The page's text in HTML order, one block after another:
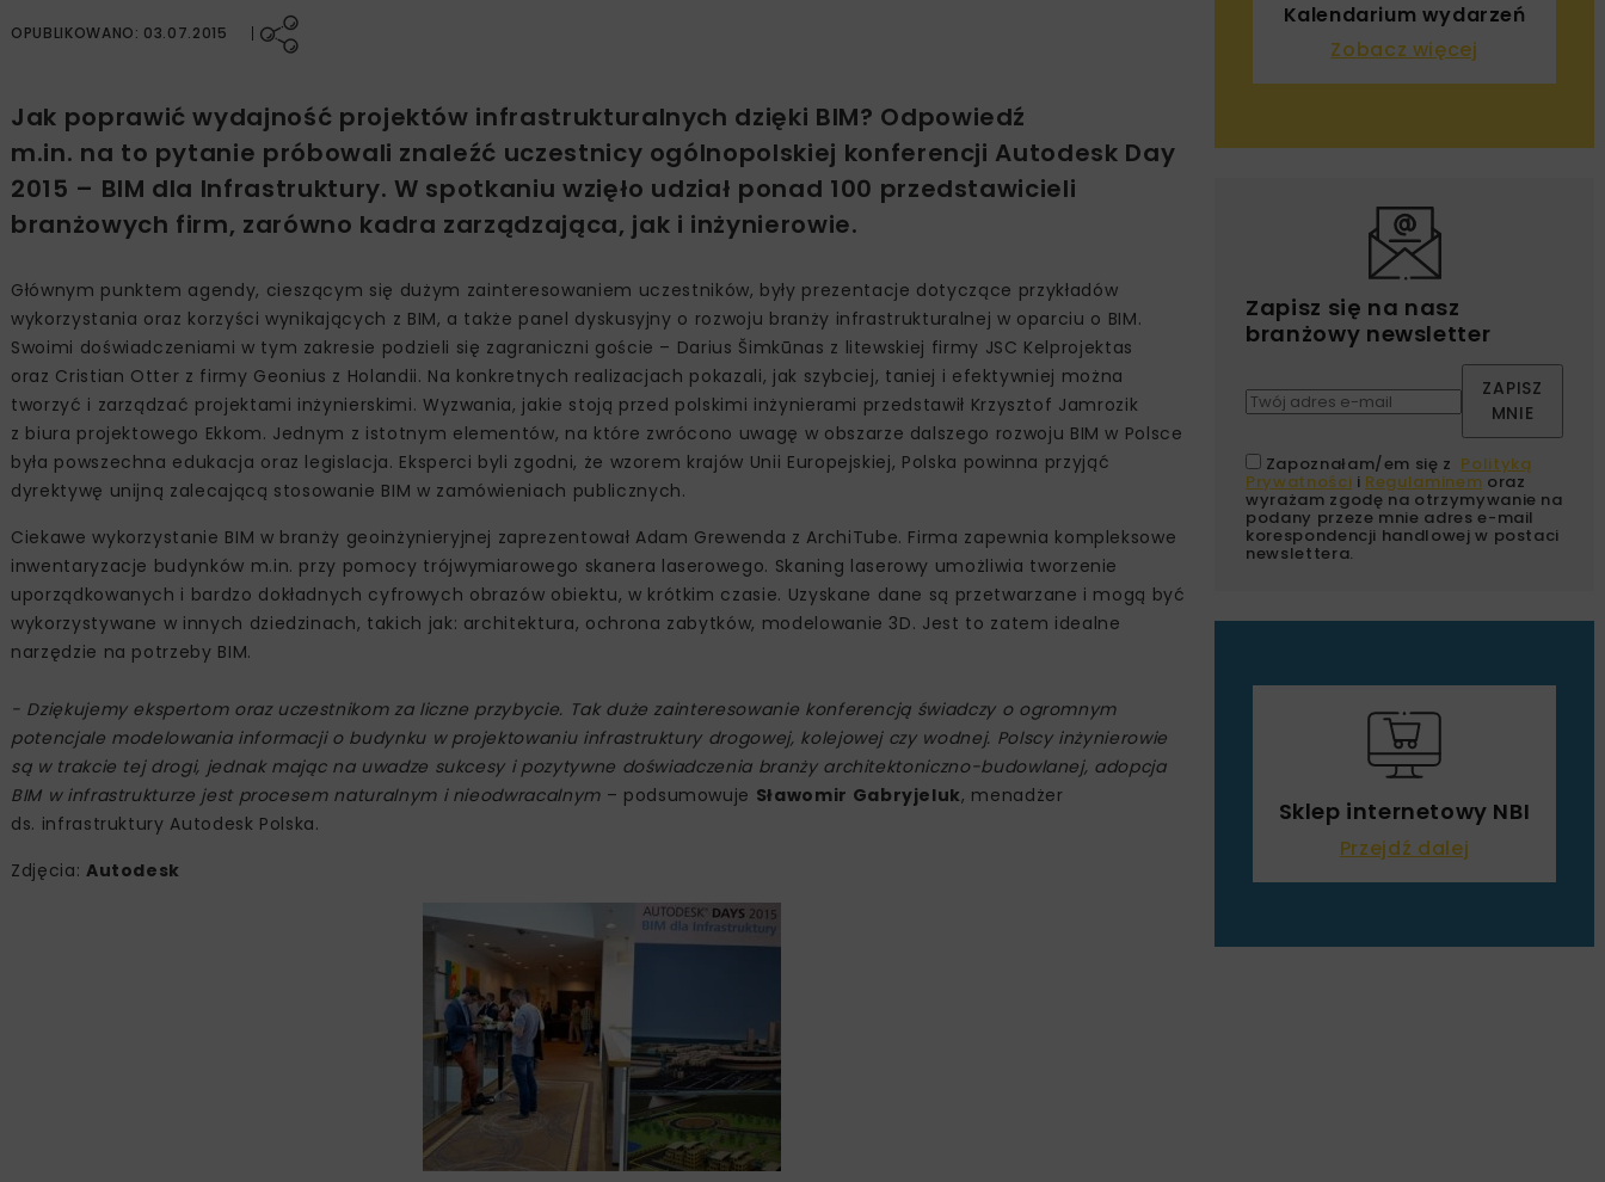
OPUBLIKOWANO: 03.07.2015
Jak poprawić wydajność projektów infrastrukturalnych dzięki BIM? Odpowiedź
m.in. na to pytanie próbowali znaleźć uczestnicy ogólnopolskiej konferencji Autodesk Day
2015 – BIM dla Infrastruktury. W spotkaniu wzięło udział ponad 100 przedstawicieli
branżowych firm, zarówno kadra zarządzająca, jak i inżynierowie.
Głównym punktem agendy, cieszącym się dużym zainteresowaniem uczestników, były prezentacje dotyczące przykładów
wykorzystania oraz korzyści wynikających z BIM, a także panel dyskusyjny o rozwoju branży infrastrukturalnej w oparciu o BIM.
Swoimi doświadczeniami w tym zakresie podzieli się zagraniczni goście – Darius Šimkūnas z litewskiej firmy JSC Kelprojektas
oraz Cristian Otter z firmy Geonius z Holandii. Na konkretnych realizacjach pokazali, jak szybciej, taniej i efektywniej można
tworzyć i zarządzać projektami inżynierskimi. Wyzwania, jakie stoją przed polskimi inżynierami przedstawił Krzysztof Jamrozik
z biura projektowego Ekkom. Jednym z istotnym elementów, na które zwrócono uwagę w obszarze dalszego rozwoju BIM w Polsce
była powszechna edukacja oraz legislacja. Eksperci byli zgodni, że wzorem krajów Unii Europejskiej, Polska powinna przyjąć
dyrektywę unijną zalecającą stosowanie BIM w zamówieniach publicznych.
Ciekawe wykorzystanie BIM w branży geoinżynieryjnej zaprezentował Adam Grewenda z ArchiTube. Firma zapewnia kompleksowe
inwentaryzacje budynków m.in. przy pomocy trójwymiarowego skanera laserowego. Skaning laserowy umożliwia tworzenie
uporządkowanych i bardzo dokładnych cyfrowych obrazów obiektu, w krótkim czasie. Uzyskane dane są przetwarzane i mogą być
wykorzystywane w innych dziedzinach, takich jak: architektura, ochrona zabytków, modelowanie 3D. Jest to zatem idealne
narzędzie na potrzeby BIM.
- Dziękujemy ekspertom oraz uczestnikom za liczne przybycie. Tak duże zainteresowanie konferencją świadczy o ogromnym
potencjale modelowania informacji o budynku w projektowaniu infrastruktury drogowej, kolejowej czy wodnej. Polscy inżynierowie
są w trakcie tej drogi, jednak mając na uwadze sukcesy i pozytywne doświadczenia branży architektoniczno-budowlanej, adopcja
BIM w infrastrukturze jest procesem naturalnym i nieodwracalnym – podsumowuje Sławomir Gabryjeluk, menadżer
ds. infrastruktury Autodesk Polska.
Zdjęcia: Autodesk
Kalendarium wydarzeń
Zobacz więcej
Zapisz się na nasz
branżowy newsletter
ZAPISZ
MNIE
Zapoznałam/em się z Polityką
Prywatności i Regulaminem oraz
wyrażam zgodę na otrzymywanie na
podany przeze mnie adres e-mail
korespondencji handlowej w postaci
newslettera.
Sklep internetowy NBI
Przejdź dalej